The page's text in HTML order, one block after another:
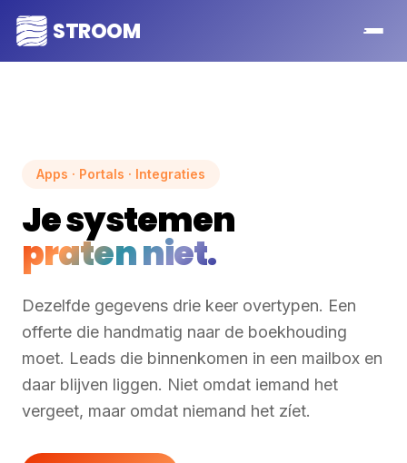
STROOM
Apps · Portals · Integraties
Je systemen
praten niet.
Dezelfde gegevens drie keer overtypen. Een
offerte die handmatig naar de boekhouding
moet. Leads die binnenkomen in een mailbox en
daar blijven liggen. Niet omdat iemand het
vergeet, maar omdat niemand het zíet.